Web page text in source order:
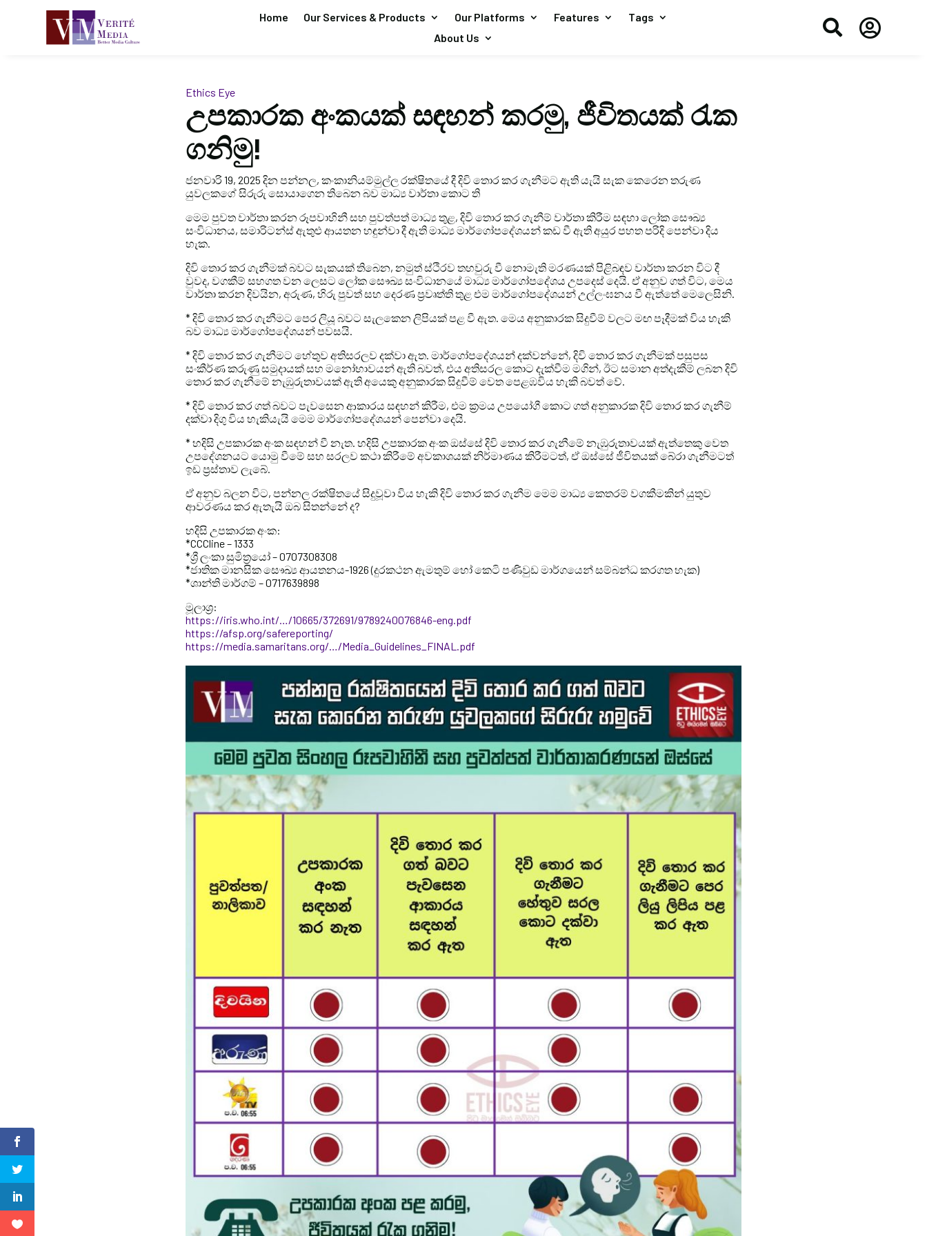
Home Our Services & Products Our Platforms Features
Tags
About Us
 
Ethics Eye
උපකාරක අංකයක් සඳහන් කරමු, ජීවිතයක් රැක
ගනිමු!
ජනවාරි 19, 2025 දින පන්නල, කංකානියම්මුල්ල රක්ෂිතයේ දී දිවි තොර කර ගැනීමට ඇති යැයි සැක කෙරෙන තරුණ
යුවලකගේ සිරුරු සොයාගෙන තිබෙන බව මාධ්‍ය වාර්තා කොට ති
මෙම පුවත වාර්තා කරන රූපවාහිනී සහ පුවත්පත් මාධ්‍ය තුළ, දිවි තොර කර ගැනීම් වාර්තා කිරීම සඳහා ලෝක සෞඛ්‍ය
සංවිධානය, සමාරිටන්ස් ඇතුළු ආයතන හඳුන්වා දී ඇති මාධ්‍ය මාර්ගෝපදේශයන් කඩ වී ඇති අයුර පහත පරිදි පෙන්වා දිය
හැක.
දිවි තොර කර ගැනීමක් බවට සැකයක් තිබෙන, නමුත් ස්ථිරව තහවුරු වී නොමැති මරණයක් පිළිබඳව වාර්තා කරන විට දී
වුවද, වගකීම් සහගත වන ලෙසට ලෝක සෞඛ්‍ය සංවිධානයේ මාධ්‍ය මාර්ගෝපදේශය උපදෙස් දෙයි. ඒ අනුව ගත් විට, මෙය
වාර්තා කරන දිවයින, අරුණ, හිරු පුවත් සහ දෙරණ ප්‍රවෘත්ති තුළ එම මාර්ගෝපදේශයන් උල්ලංඝනය වී ඇත්තේ මෙලෙසිනි.
* දිවි තොර කර ගැනීමට පෙර ලියූ බවට සැලකෙන ලිපියක් පළ වී ඇත. මෙය අනුකාරක සිදුවීම් වලට මඟ පෑදීමක් විය හැකි
බව මාධ්‍ය මාර්ගෝපදේශයන් පවසයි.
* දිවි තොර කර ගැනීමට හේතුව අතිසරලව දක්වා ඇත. මාර්ගෝපදේශයන් දක්වන්නේ, දිවි තොර කර ගැනීමක් පසුපස
සංකීර්ණ කරුණු සමුදායක් සහ මනෝභාවයන් ඇති බවත්, එය අතිසරල කොට දැක්වීම මගින්, ඊට සමාන අත්දැකීම් ලබන දිවි
තොර කර ගැනීමේ නැඹුරුතාවයක් ඇති අයෙකු අනුකාරක සිදුවීම් වෙත පෙළඹවිය හැකි බවත් වේ.
* දිවි තොර කර ගත් බවට පැවසෙන ආකාරය සඳහන් කිරීම, එම ක්‍රමය උපයෝගී කොට ගත් අනුකාරක දිවි තොර කර ගැනීම්
දක්වා දිගු විය හැකියැයි මෙම මාර්ගෝපදේශයන් පෙන්වා දෙයි.
* හදිසි උපකාරක අංක සඳහන් වී නැත. හදිසි උපකාරක අංක ඔස්සේ දිවි තොර කර ගැනීමේ නැඹුරුතාවයක් ඇත්තෙකු වෙත
උපදේශනයට යොමු වීමේ සහ සරලව කථා කිරීමේ අවකාශයක් නිර්මාණය කිරීමටත්, ඒ ඔස්සේ ජීවිතයක් බේරා ගැනීමටත්
ඉඩ ප්‍රස්තාව ලැබේ.
ඒ අනුව බලන විට, පන්නල රක්ෂිතයේ සිදුවූවා විය හැකි දිවි තොර කර ගැනීම මෙම මාධ්‍ය කෙතරම් වගකීමකින් යුතුව
ආවරණය කර ඇතැයි ඔබ සිතන්නේ ද?
හදිසි උපකාරක අංක:
*CCCline – 1333
*ශ්‍රී ලංකා සුමිත්‍රයෝ – 0707308308
*ජාතික මානසික සෞඛ්‍ය ආයතනය-1926 (දුරකථන ඇමතුම් හෝ කෙටි පණිවුඩ මාර්ගයෙන් සම්බන්ධ කරගත හැක)
*ශාන්ති මාර්ගම් – 0717639898
මූලාශ්‍ර:
https://iris.who.int/…/10665/372691/9789240076846-eng.pdf
https://afsp.org/safereporting/
https://media.samaritans.org/…/Media_Guidelines_FINAL.pdf